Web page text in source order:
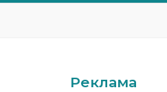
Реклама